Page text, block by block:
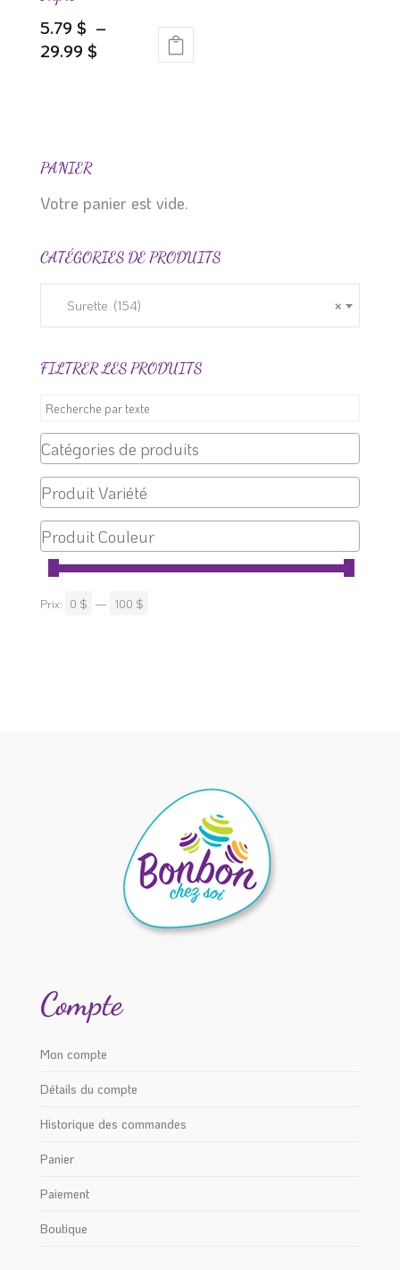
page
du
5.79 $ –
29.99 $Plage
variations.
options
être
choisies
la
du
produit
PANIER
Votre panier est vide.
CATÉGORIES DE PRODUITS
×
Surette (154)
FILTRER LES PRODUITS
Prix: 0 $ — 100 $
Compte
Mon compte
Détails du compte
Historique des commandes
Panier
Paiement
Boutique